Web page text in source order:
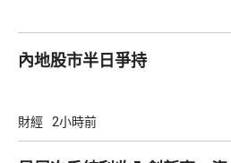
內地股市半日爭持
財經 2小時前